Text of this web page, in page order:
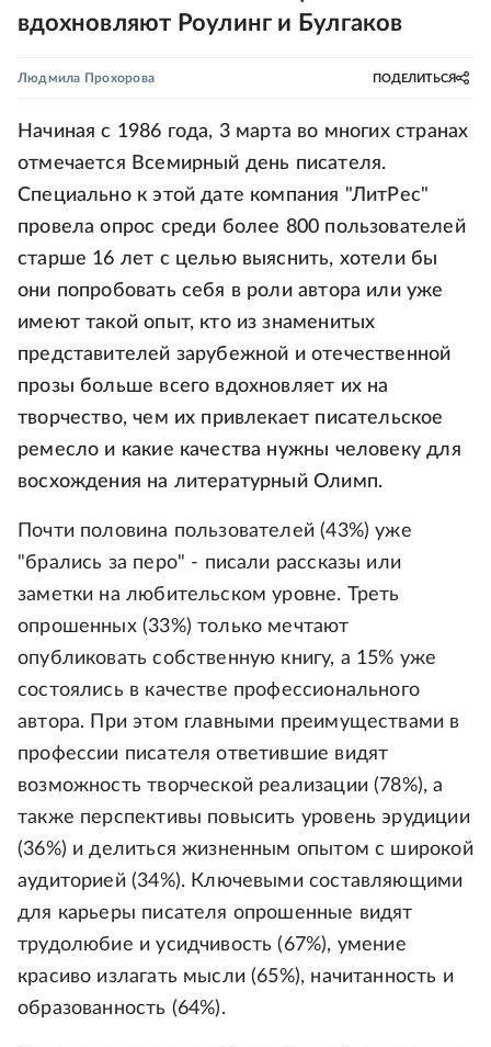
вдохновляют Роулинг и Булгаков
Людмила Прохорова ПОДЕЛИТЬСЯ
Начиная с 1986 года, 3 марта во многих странах
отмечается Всемирный день писателя.
Специально к этой дате компания "ЛитРес"
провела опрос среди более 800 пользователей
старше 16 лет с целью выяснить, хотели бы
они попробовать себя в роли автора или уже
имеют такой опыт, кто из знаменитых
представителей зарубежной и отечественной
прозы больше всего вдохновляет их на
творчество, чем их привлекает писательское
ремесло и какие качества нужны человеку для
восхождения на литературный Олимп.
Почти половина пользователей (43%) уже
"брались за перо" - писали рассказы или
заметки на любительском уровне. Треть
опрошенных (33%) только мечтают
опубликовать собственную книгу, а 15% уже
состоялись в качестве профессионального
автора. При этом главными преимуществами в
профессии писателя ответившие видят
возможность творческой реализации (78%), а
также перспективы повысить уровень эрудиции
(36%) и делиться жизненным опытом с широкой
аудиторией (34%). Ключевыми составляющими
для карьеры писателя опрошенные видят
трудолюбие и усидчивость (67%), умение
красиво излагать мысли (65%), начитанность и
образованность (64%).